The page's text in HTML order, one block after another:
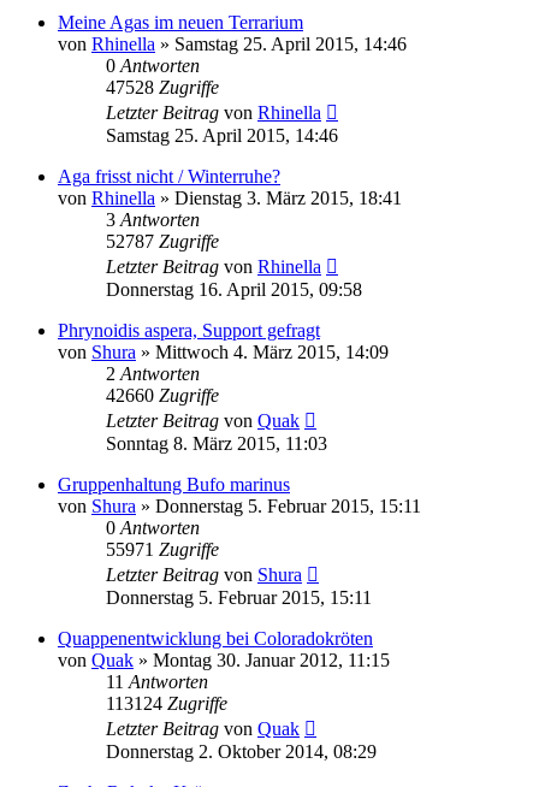
Meine Agas im neuen Terrarium
von Rhinella » Samstag 25. April 2015, 14:46
0 Antworten
47528 Zugriffe
Letzter Beitrag von Rhinella
Samstag 25. April 2015, 14:46
Aga frisst nicht / Winterruhe?
von Rhinella » Dienstag 3. März 2015, 18:41
3 Antworten
52787 Zugriffe
Letzter Beitrag von Rhinella
Donnerstag 16. April 2015, 09:58
Phrynoidis aspera, Support gefragt
von Shura » Mittwoch 4. März 2015, 14:09
2 Antworten
42660 Zugriffe
Letzter Beitrag von Quak
Sonntag 8. März 2015, 11:03
Gruppenhaltung Bufo marinus
von Shura » Donnerstag 5. Februar 2015, 15:11
0 Antworten
55971 Zugriffe
Letzter Beitrag von Shura
Donnerstag 5. Februar 2015, 15:11
Quappenentwicklung bei Coloradokröten
von Quak » Montag 30. Januar 2012, 11:15
11 Antworten
113124 Zugriffe
Letzter Beitrag von Quak
Donnerstag 2. Oktober 2014, 08:29